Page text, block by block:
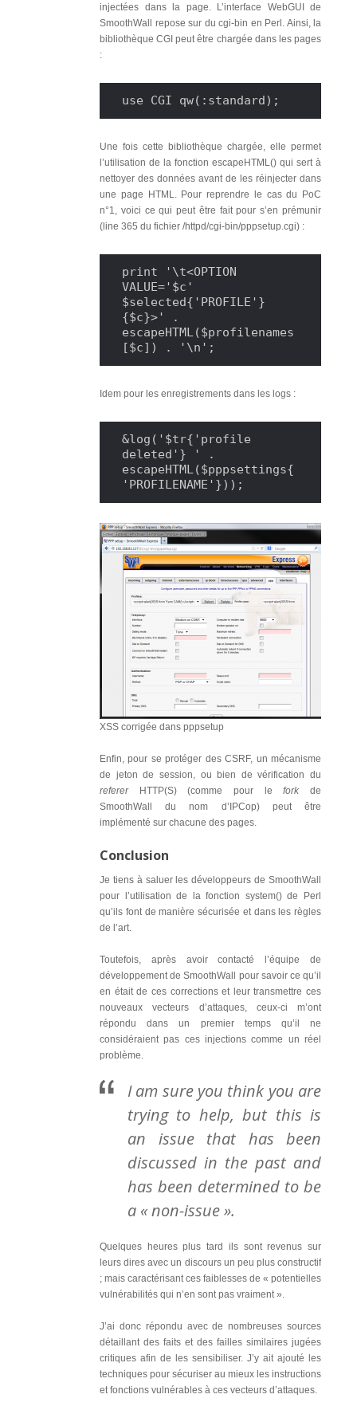
injectées dans la page. L’interface WebGUI de
SmoothWall repose sur du cgi-bin en Perl. Ainsi, la
bibliothèque CGI peut être chargée dans les pages
:
use CGI qw(:standard);
Une fois cette bibliothèque chargée, elle permet
l’utilisation de la fonction escapeHTML() qui sert à
nettoyer des données avant de les réinjecter dans
une page HTML. Pour reprendre le cas du PoC
n°1, voici ce qui peut être fait pour s’en prémunir
(line 365 du fichier /httpd/cgi-bin/pppsetup.cgi) :
print '\t<OPTION
VALUE='$c'
$selected{'PROFILE'}
{$c}>' .
escapeHTML($profilenames
[$c]) . '\n';
Idem pour les enregistrements dans les logs :
&log('$tr{'profile
deleted'} ' .
escapeHTML($pppsettings{
'PROFILENAME'}));
XSS corrigée dans pppsetup
Enfin, pour se protéger des CSRF, un mécanisme
de jeton de session, ou bien de vérification du
refererHTTP(S) (comme pour lefork de
SmoothWall du nom d’IPCop) peut être
implémenté sur chacune des pages.
Conclusion
Je tiens à saluer les développeurs de SmoothWall
pour l’utilisation de la fonction system() de Perl
qu’ils font de manière sécurisée et dans les règles
de l’art.
Toutefois, après avoir contacté l’équipe de
développement de SmoothWall pour savoir ce qu’il
en était de ces corrections et leur transmettre ces
nouveaux vecteurs d’attaques, ceux-ci m’ont
répondu dans un premier temps qu’il ne
considéraient pas ces injections comme un réel
problème.
I am sure you think you are
trying to help, but this is
an issue that has been
discussed in the past and
has been determined to be
a « non-issue ».
Quelques heures plus tard ils sont revenus sur
leurs dires avec un discours un peu plus constructif
; mais caractérisant ces faiblesses de « potentielles
vulnérabilités qui n’en sont pas vraiment ».
J’ai donc répondu avec de nombreuses sources
détaillant des faits et des failles similaires jugées
critiques afin de les sensibiliser. J’y ait ajouté les
techniques pour sécuriser au mieux les instructions
et fonctions vulnérables à ces vecteurs d’attaques.